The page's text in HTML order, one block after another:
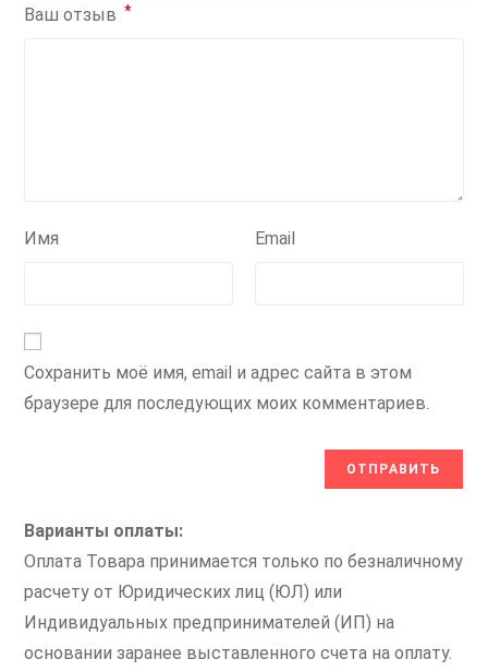
Ваш отзыв *
Имя Email
Сохранить моё имя, email и адрес сайта в этом
браузере для последующих моих комментариев.
Варианты оплаты:
Оплата Товара принимается только по безналичному
расчету от Юридических лиц (ЮЛ) или
Индивидуальных предпринимателей (ИП) на
основании заранее выставленного счета на оплату.